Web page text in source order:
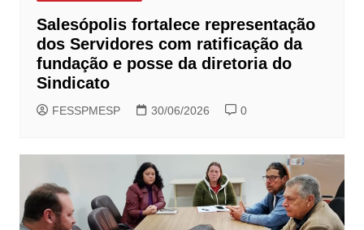
Salesópolis fortalece representação
dos Servidores com ratificação da
fundação e posse da diretoria do
Sindicato
FESSPMESP 30/06/2026 0